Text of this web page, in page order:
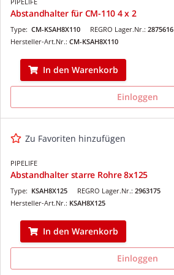
Abstandhalter für CM-110 4 x 2
REGRO Lager.Nr.: 2875616
Type: CM-KSAH8X110
Hersteller-Art.Nr.: CM-KSAH8X110
In den Warenkorb
Einloggen
Zu Favoriten hinzufügen
PIPELIFE
Abstandhalter starre Rohre 8x125
REGRO Lager.Nr.: 2963175
Type: KSAH8X125
Hersteller-Art.Nr.: KSAH8X125
In den Warenkorb
Einloggen